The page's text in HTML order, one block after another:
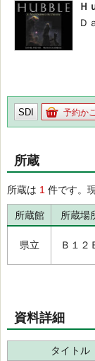
Ｈ
Ｄ
SDI 予約か
所蔵
所蔵は 1 件です。
所蔵館 所蔵場
県立 Ｂ１２
資料詳細
タイトル